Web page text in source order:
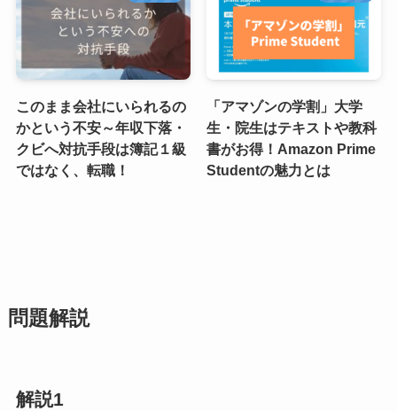
このまま会社にいられるの
かという不安～年収下落・
クビへ対抗手段は簿記１級
ではなく、転職！
「アマゾンの学割」大学
生・院生はテキストや教科
書がお得！Amazon Prime
Studentの魅力とは
問題解説
解説1